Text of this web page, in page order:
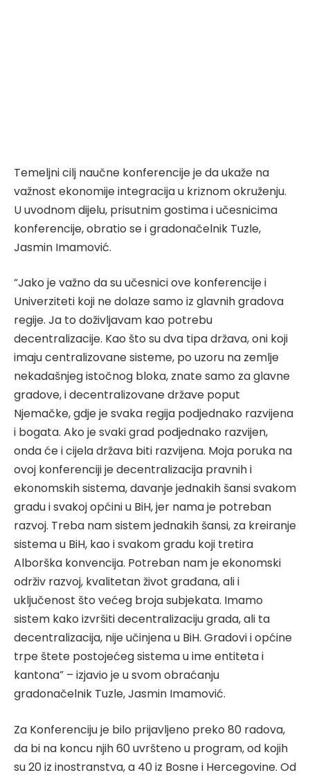
Temeljni cilj naučne konferencije je da ukaže na
važnost ekonomije integracija u kriznom okruženju.
U uvodnom dijelu, prisutnim gostima i učesnicima
konferencije, obratio se i gradonačelnik Tuzle,
Jasmin Imamović.
“Jako je važno da su učesnici ove konferencije i
Univerziteti koji ne dolaze samo iz glavnih gradova
regije. Ja to doživljavam kao potrebu
decentralizacije. Kao što su dva tipa država, oni koji
imaju centralizovane sisteme, po uzoru na zemlje
nekadašnjeg istočnog bloka, znate samo za glavne
gradove, i decentralizovane države poput
Njemačke, gdje je svaka regija podjednako razvijena
i bogata. Ako je svaki grad podjednako razvijen,
onda će i cijela država biti razvijena. Moja poruka na
ovoj konferenciji je decentralizacija pravnih i
ekonomskih sistema, davanje jednakih šansi svakom
gradu i svakoj općini u BiH, jer nama je potreban
razvoj. Treba nam sistem jednakih šansi, za kreiranje
sistema u BiH, kao i svakom gradu koji tretira
Alborška konvencija. Potreban nam je ekonomski
održiv razvoj, kvalitetan život građana, ali i
uključenost što većeg broja subjekata. Imamo
sistem kako izvršiti decentralizaciju grada, ali ta
decentralizacija, nije učinjena u BiH. Gradovi i općine
trpe štete postojećeg sistema u ime entiteta i
kantona” – izjavio je u svom obraćanju
gradonačelnik Tuzle, Jasmin Imamović.
Za Konferenciju je bilo prijavljeno preko 80 radova,
da bi na koncu njih 60 uvršteno u program, od kojih
su 20 iz inostranstva, a 40 iz Bosne i Hercegovine. Od